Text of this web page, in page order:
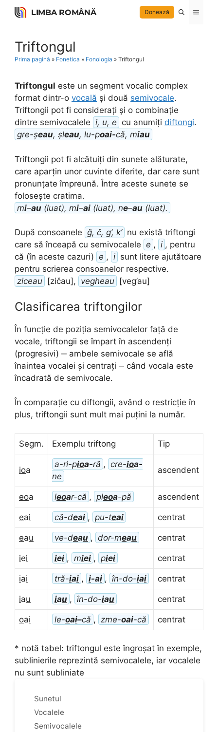
Skip
LIMBA ROMÂNĂ Donează Menu
Triftongul
Prima pagină » Fonetica » Fonologia » Triftongul
Triftongul este un segment vocalic complex
format dintr-o vocală și două semivocale.
Triftongii pot fi considerați și o combinație
dintre semivocalele i, u, e cu anumiți diftongi.
gre-șeau, șleau, lu-poai-că, miau
Triftongii pot fi alcătuiți din sunete alăturate,
care aparțin unor cuvinte diferite, dar care sunt
pronunțate împreună. Între aceste sunete se
folosește cratima.
mi–au (luat), mi–ai (luat), ne–au (luat).
După consoanele ğ, č, g’, k’ nu există triftongi
care să înceapă cu semivocalele e , i , pentru
că (în aceste cazuri) e , i sunt litere ajutătoare
pentru scrierea consoanelor respective.
ziceau
[zičau], vegheau [veg’au]
Clasificarea triftongilor
În funcție de poziția semivocalelor față de
vocale, triftongii se împart în ascendenți
(progresivi) ‒ ambele semivocale se află
înaintea vocalei și centrați ‒ când vocala este
încadrată de semivocale.
În comparație cu diftongii, având o restricție în
plus, triftongii sunt mult mai puțini la număr.
Segm. Exemplu triftong Tip
ioa
a-ri-pioa-ră , cre-ioa-
ne
ascendent
eoa leoar-că , pleoa-pă ascendent
eai că-deai , pu-teai centrat
eau ve-deau , dor-meau centrat
iei iei , miei , piei centrat
iai tră-iai , i-ai , în-do-iai centrat
iau iau , în-do-iau centrat
oai le-oai–că , zme-oai-că centrat
* notă tabel: triftongul este îngroșat în exemple,
sublinierile reprezintă semivocalele, iar vocalele
nu sunt subliniate
Sunetul
Vocalele
Semivocalele